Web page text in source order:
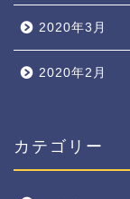
2020年3月
2020年2月
カテゴリー